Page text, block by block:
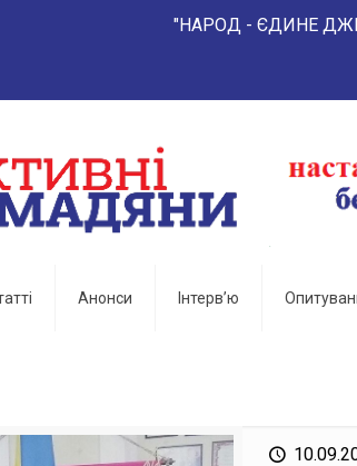
"НАРОД - ЄДИНЕ
Анонси Інтерв’ю